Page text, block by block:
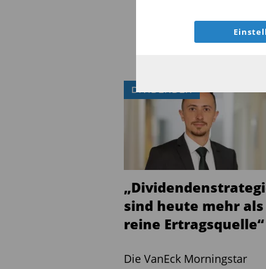
DIVIDENDEN
sind heute mehr
reine Ertragsquelle“
Die VanEck Morningstar